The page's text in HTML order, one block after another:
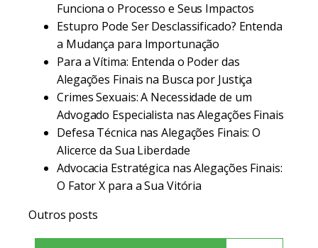
Funciona o Processo e Seus Impactos
Estupro Pode Ser Desclassificado? Entenda
a Mudança para Importunação
Para a Vítima: Entenda o Poder das
Alegações Finais na Busca por Justiça
Crimes Sexuais: A Necessidade de um
Advogado Especialista nas Alegações Finais
Defesa Técnica nas Alegações Finais: O
Alicerce da Sua Liberdade
Advocacia Estratégica nas Alegações Finais:
O Fator X para a Sua Vitória
Outros posts